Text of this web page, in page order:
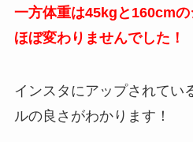
一方体重は45kgと160cm
ほぼ変わりませんでした！
インスタにアップされてい
ルの良さがわかります！